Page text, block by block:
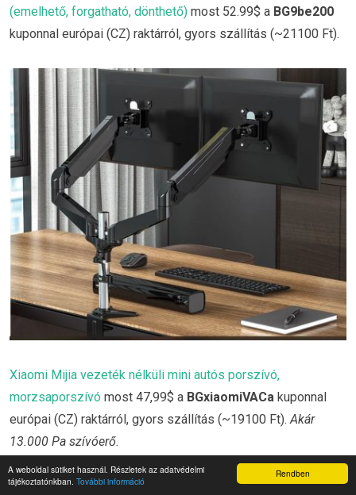
Rendben
A weboldal sütiket használ. Részletek az adatvédelmi
tájékoztatónkban. További információ
(emelhető, forgatható, dönthető) most 52.99$ a BG9be200
kuponnal európai (CZ) raktárról, gyors szállítás (~21100 Ft).
Xiaomi Mijia vezeték nélküli mini autós porszívó,
morzsaporszívó most 47,99$ a BGxiaomiVACa kuponnal
európai (CZ) raktárról, gyors szállítás (~19100 Ft).Akár
13.000 Pa szívóerő.